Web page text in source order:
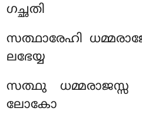
ഗച്ഛതി
സത്ഥാരേഹി
ലഭേയ്യ
സത്ഥു ധമ്മരാജസ്സ
ലോകോ